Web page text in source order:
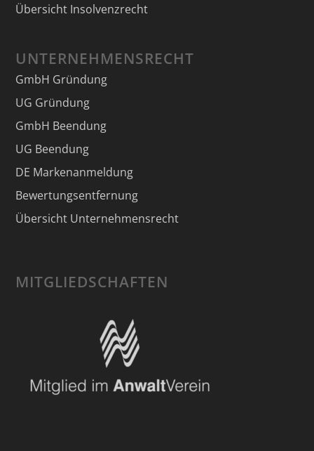
Übersicht Insolvenzrecht
UNTERNEHMENSRECHT
GmbH Gründung
UG Gründung
GmbH Beendung
UG Beendung
DE Markenanmeldung
Bewertungsentfernung
Übersicht Unternehmensrecht
MITGLIEDSCHAFTEN